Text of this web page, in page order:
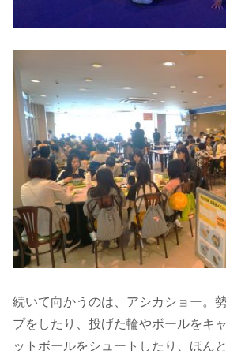
続いて向かうのは、アシカショー。
プをしたり、投げた輪やボールをキ
ットボールをシュートしたり、ほん